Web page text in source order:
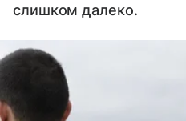
слишком далеко.